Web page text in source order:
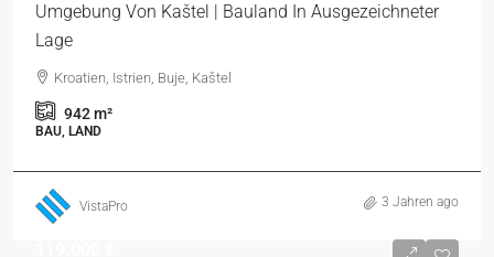
Umgebung Von Kaštel | Bauland In Ausgezeichneter
Lage
Kroatien, Istrien, Buje, Kaštel
942m²
BAU, LAND
VistaPro 3 Jahren ago